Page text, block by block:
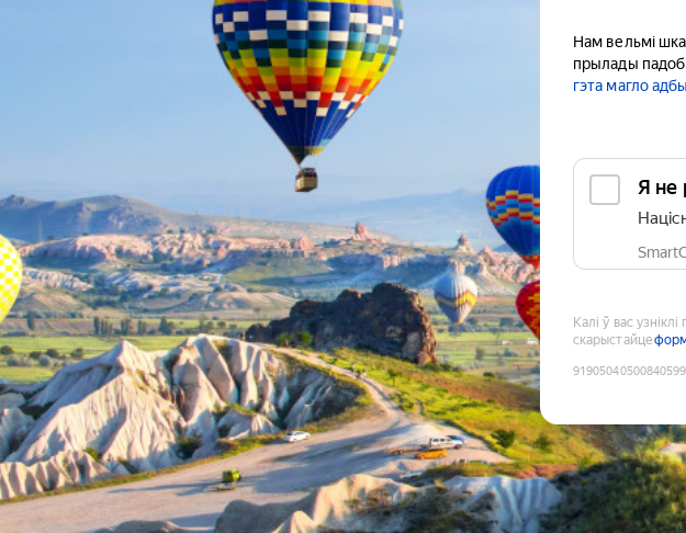
Нам вельмі
прылады
гэта магло
Я не
Калі ў вас
скарыстайце